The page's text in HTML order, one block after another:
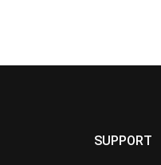
SUPPORT